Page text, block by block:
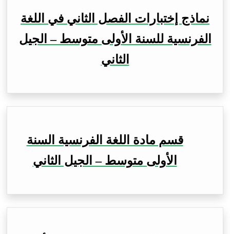
نماذج إختبارات الفصل الثاني في اللغة
الفرنسية للسنة الأولى متوسط – الجيل
الثاني
قسم مادة اللغة الفرنسية السنة
الأولى متوسط – الجيل الثاني